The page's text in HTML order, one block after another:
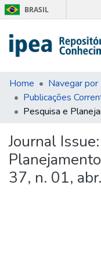
BRASIL
Communities &
Search for
Statistics
Tips
About Us
Home
Publicações
Journal Issue:
37, n. 01,